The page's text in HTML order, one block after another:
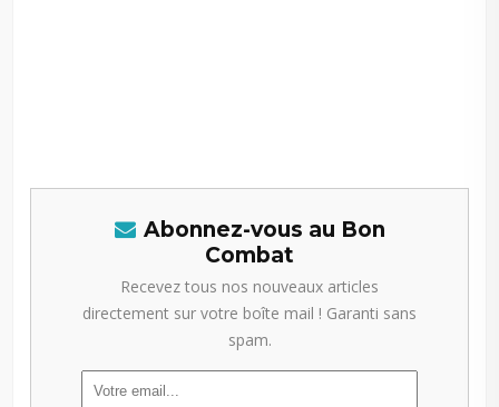
Abonnez-vous au Bon
Combat
Recevez tous nos nouveaux articles
directement sur votre boîte mail ! Garanti sans
spam.